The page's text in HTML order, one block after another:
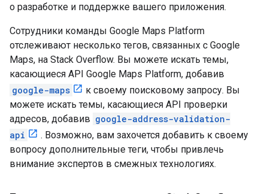
о разработке и поддержке вашего приложения.
Сотрудники команды Google Maps Platform
отслеживают несколько тегов, связанных с Google
Maps, на Stack Overflow. Вы можете искать темы,
касающиеся API Google Maps Platform, добавив
google-maps
к своему поисковому запросу. Вы
можете искать темы, касающиеся API проверки
адресов, добавив google-address-validation-
api
. Возможно, вам захочется добавить к своему
вопросу дополнительные теги, чтобы привлечь
внимание экспертов в смежных технологиях.